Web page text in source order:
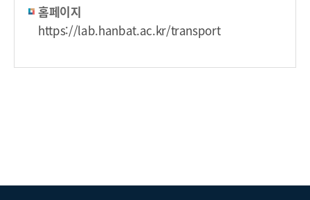
홈페이지
https://lab.hanbat.ac.kr/transport